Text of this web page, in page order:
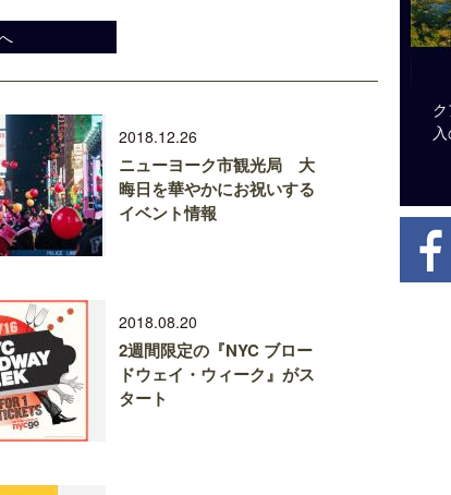
2018.12.26
ニューヨーク市観光局 大
晦日を華やかにお祝いする
イベント情報
2018.08.20
2週間限定の『NYC ブロー
ドウェイ・ウィーク』がス
タート
ュッフェ
ューを刷
ズニーゆかりのスポット10選を紹介